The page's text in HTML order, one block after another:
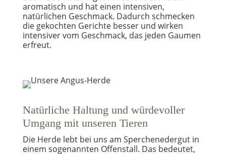
aromatisch und hat einen intensiven,
natürlichen Geschmack. Dadurch schmecken
die gekochten Gerichte besser und wirken
intensiver vom Geschmack, das jeden Gaumen
erfreut.
Natürliche Haltung und würdevoller
Umgang mit unseren Tieren
Die Herde lebt bei uns am Sperchenedergut in
einem sogenannten Offenstall. Das bedeutet,